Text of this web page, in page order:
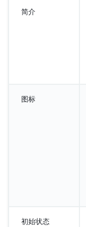
简介
图标
初始状态